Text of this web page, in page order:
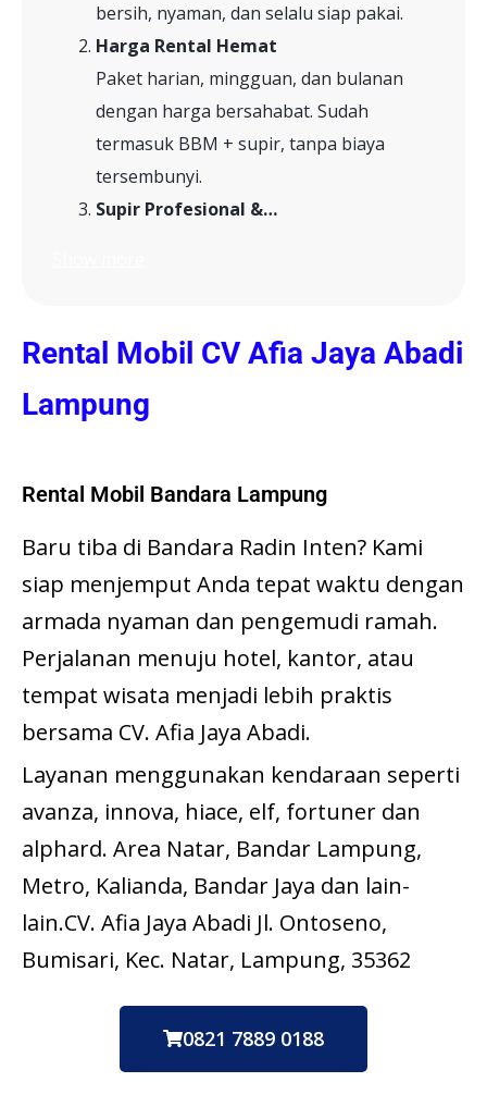
bersih, nyaman, dan selalu siap pakai.
Harga Rental Hemat
Paket harian, mingguan, dan bulanan
dengan harga bersahabat. Sudah
termasuk BBM + supir, tanpa biaya
tersembunyi.
Supir Profesional &…
Rental Mobil CV Afia Jaya Abadi
Lampung
Rental Mobil Bandara Lampung
Baru tiba di Bandara Radin Inten? Kami
siap menjemput Anda tepat waktu dengan
armada nyaman dan pengemudi ramah.
Perjalanan menuju hotel, kantor, atau
tempat wisata menjadi lebih praktis
bersama CV. Afia Jaya Abadi.
Layanan menggunakan kendaraan seperti
avanza, innova, hiace, elf, fortuner dan
alphard. Area Natar, Bandar Lampung,
Metro, Kalianda, Bandar Jaya dan lain-
lain.CV. Afia Jaya Abadi Jl. Ontoseno,
Bumisari, Kec. Natar, Lampung, 35362
0821 7889 0188